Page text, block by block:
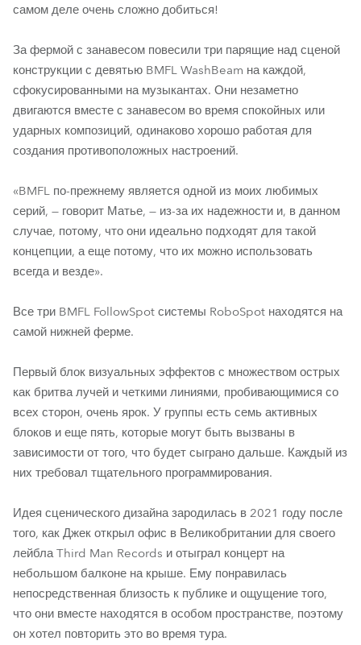
самом деле очень сложно добиться!
За фермой с занавесом повесили три парящие над сценой
конструкции с девятью BMFL WashBeam на каждой,
сфокусированными на музыкантах. Они незаметно
двигаются вместе с занавесом во время спокойных или
ударных композиций, одинаково хорошо работая для
создания противоположных настроений.
«BMFL по-прежнему является одной из моих любимых
серий, — говорит Матье, — из-за их надежности и, в данном
случае, потому, что они идеально подходят для такой
концепции, а еще потому, что их можно использовать
всегда и везде».
Все три BMFL FollowSpot системы RoboSpot находятся на
самой нижней ферме.
Первый блок визуальных эффектов с множеством острых
как бритва лучей и четкими линиями, пробивающимися со
всех сторон, очень ярок. У группы есть семь активных
блоков и еще пять, которые могут быть вызваны в
зависимости от того, что будет сыграно дальше. Каждый из
них требовал тщательного программирования.
Идея сценического дизайна зародилась в 2021 году после
того, как Джек открыл офис в Великобритании для своего
лейбла Third Man Records и отыграл концерт на
небольшом балконе на крыше. Ему понравилась
непосредственная близость к публике и ощущение того,
что они вместе находятся в особом пространстве, поэтому
он хотел повторить это во время тура.